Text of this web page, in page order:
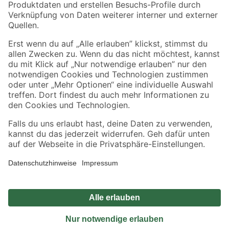
Sicher einkaufen
Jetzt die toom-App herunterladen
Alle Preisangaben in EUR inkl. gesetzl. MwSt.. Die dargestellten Angebote sind unter
Umständen nicht in allen Märkten verfügbar. Die angegebenen Verfügbarkeiten beziehen
Produkte nur solange der Vorrat reicht.
*Paketversand ab 59 € versandkostenfrei, gilt nicht für Artikel mit Speditionsversand, hier
Privatsphäre Impressum
Nutzungsbedingungen
Widerrufsrecht
Vertrag widerrufen